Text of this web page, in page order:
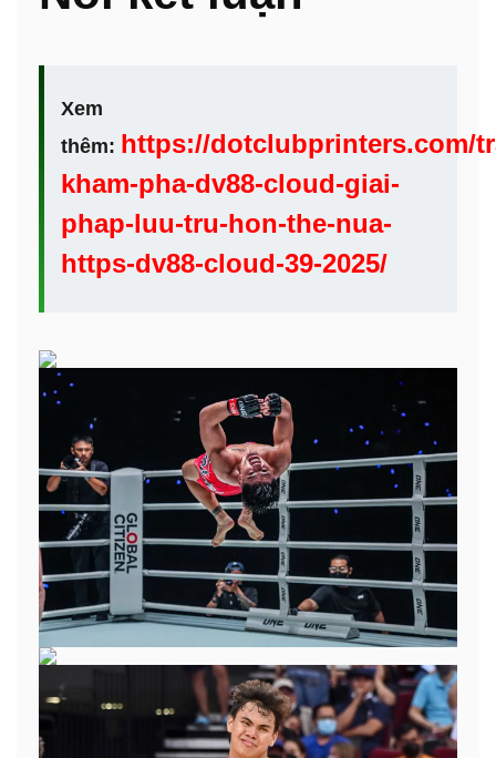
Xem
thêm: https://dotclubprinters.com/
kham-pha-dv88-cloud-giai-
phap-luu-tru-hon-the-nua-
https-dv88-cloud-39-2025/